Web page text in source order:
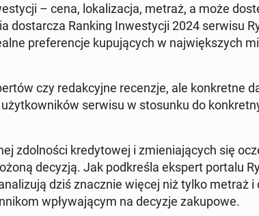
– cena, lo­ka­li­za­cja, metraż, a może
do­star­cza Ranking In­we­sty­cji 2024 serwisu
pre­fe­ren­cje ku­pu­ją­cych w naj­więk­szych
czy re­dak­cyj­ne re­cen­zje, ale kon­kret­ne
serwisu w sto­sun­ku do
zdol­no­ści kre­dy­to­wej i zmie­nia­ją­cych się
decyzją. Jak pod­kre­śla ekspert portalu
dziś znacz­nie więcej niż tylko metraż i
wpły­wa­ją­cym na decyzje za­ku­po­we.